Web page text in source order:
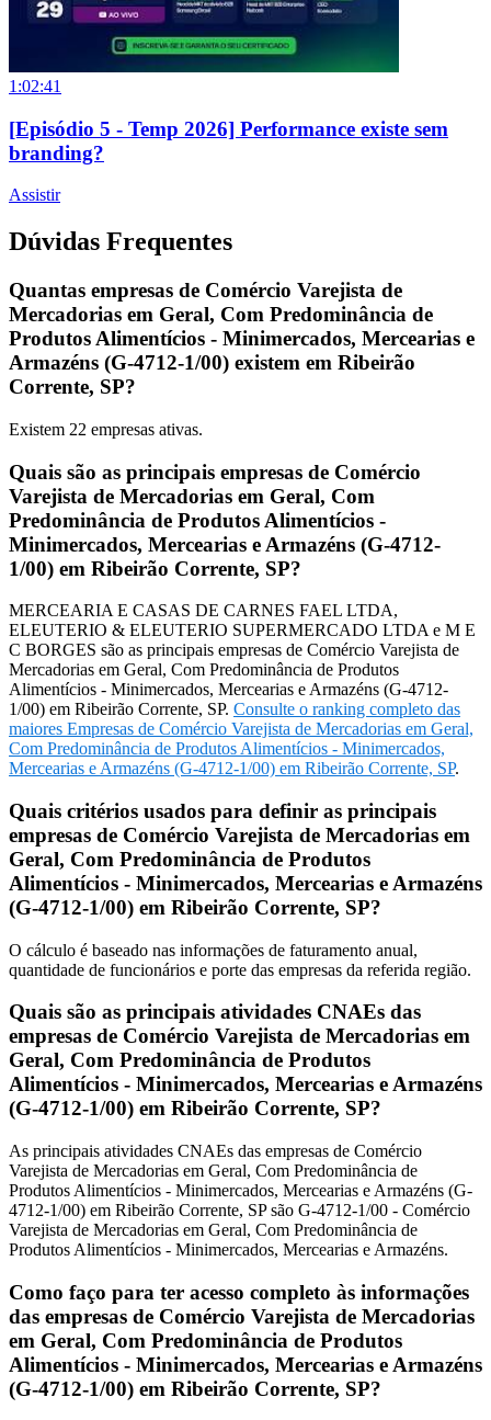
1:02:41
[Episódio 5 - Temp 2026] Performance existe sem
branding?
Assistir
Dúvidas Frequentes
Quantas empresas de Comércio Varejista de
Mercadorias em Geral, Com Predominância de
Produtos Alimentícios - Minimercados, Mercearias e
Armazéns (G-4712-1/00) existem em Ribeirão
Corrente, SP?
Existem 22 empresas ativas.
Quais são as principais empresas de Comércio
Varejista de Mercadorias em Geral, Com
Predominância de Produtos Alimentícios -
Minimercados, Mercearias e Armazéns (G-4712-
1/00) em Ribeirão Corrente, SP?
MERCEARIA E CASAS DE CARNES FAEL LTDA,
ELEUTERIO & ELEUTERIO SUPERMERCADO LTDA e M E
C BORGES são as principais empresas de Comércio Varejista de
Mercadorias em Geral, Com Predominância de Produtos
Alimentícios - Minimercados, Mercearias e Armazéns (G-4712-
1/00) em Ribeirão Corrente, SP. Consulte o ranking completo das
maiores Empresas de Comércio Varejista de Mercadorias em Geral,
Com Predominância de Produtos Alimentícios - Minimercados,
Mercearias e Armazéns (G-4712-1/00) em Ribeirão Corrente, SP.
Quais critérios usados para definir as principais
empresas de Comércio Varejista de Mercadorias em
Geral, Com Predominância de Produtos
Alimentícios - Minimercados, Mercearias e Armazéns
(G-4712-1/00) em Ribeirão Corrente, SP?
O cálculo é baseado nas informações de faturamento anual,
quantidade de funcionários e porte das empresas da referida região.
Quais são as principais atividades CNAEs das
empresas de Comércio Varejista de Mercadorias em
Geral, Com Predominância de Produtos
Alimentícios - Minimercados, Mercearias e Armazéns
(G-4712-1/00) em Ribeirão Corrente, SP?
As principais atividades CNAEs das empresas de Comércio
Varejista de Mercadorias em Geral, Com Predominância de
Produtos Alimentícios - Minimercados, Mercearias e Armazéns (G-
4712-1/00) em Ribeirão Corrente, SP são G-4712-1/00 - Comércio
Varejista de Mercadorias em Geral, Com Predominância de
Produtos Alimentícios - Minimercados, Mercearias e Armazéns.
Como faço para ter acesso completo às informações
das empresas de Comércio Varejista de Mercadorias
em Geral, Com Predominância de Produtos
Alimentícios - Minimercados, Mercearias e Armazéns
(G-4712-1/00) em Ribeirão Corrente, SP?